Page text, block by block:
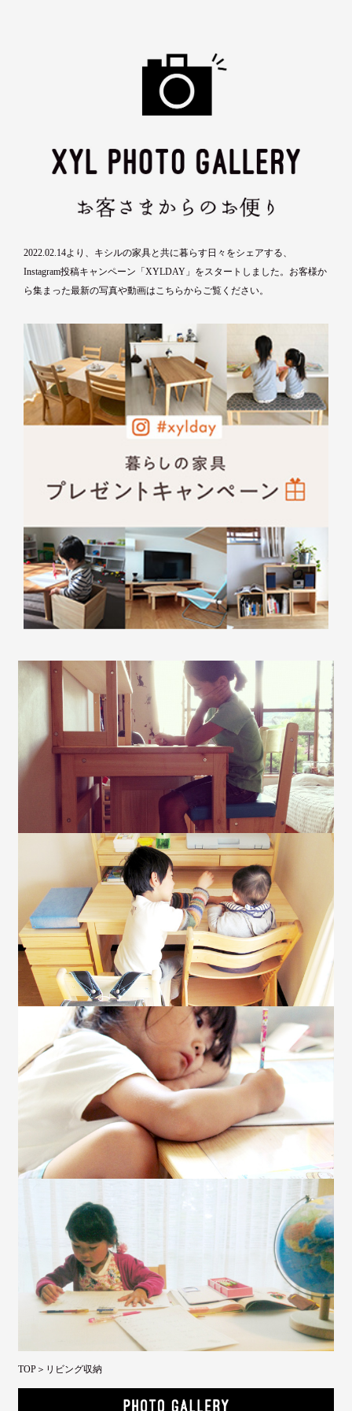
2022.02.14より、キシルの家具と共に暮らす日々をシェアする、
Instagram投稿キャンペーン「XYLDAY」をスタートしました。お客様か
ら集まった最新の写真や動画はこちらからご覧ください。
TOP ＞リビング収納